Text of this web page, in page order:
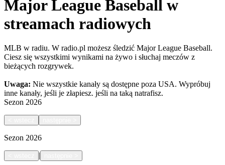
Major League Baseball w
streamach radiowych
MLB w radiu. W radio.pl możesz śledzić Major League Baseball.
Ciesz się wszystkimi wynikami na żywo i słuchaj meczów z
bieżących rozgrywek.
Uwaga: Nie wszystkie kanały są dostępne poza USA. Wypróbuj
inne kanały, jeśli je złapiesz. jeśli na taką natrafisz.
Sezon 2026
Sezon 2026
|